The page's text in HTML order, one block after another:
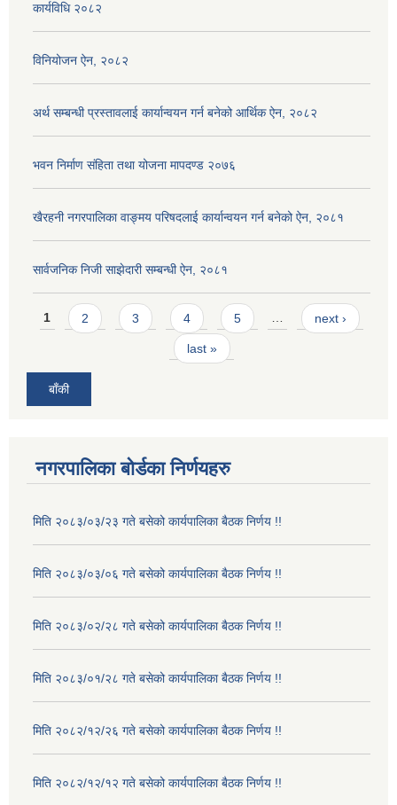
कार्यविधि २०८२
विनियोजन ऐन, २०८२
अर्थ सम्बन्धी प्रस्तावलाई कार्यान्वयन गर्न बनेको आर्थिक ऐन, २०८२
भवन निर्माण संहिता तथा योजना मापदण्ड २०७६
खैरहनी नगरपालिका वाङ्मय परिषदलाई कार्यान्वयन गर्न बनेको ऐन, २०८१
सार्वजनिक निजी साझेदारी सम्बन्धी ऐन, २०८१
Pages
1 2 3 4 5 … next ›
last »
बाँकी
नगरपालिका बोर्डका निर्णयहरु
मिति २०८३/०३/२३ गते बसेको कार्यपालिका बैठक निर्णय !!
मिति २०८३/०३/०६ गते बसेको कार्यपालिका बैठक निर्णय !!
मिति २०८३/०२/२८ गते बसेको कार्यपालिका बैठक निर्णय !!
मिति २०८३/०१/२८ गते बसेको कार्यपालिका बैठक निर्णय !!
मिति २०८२/१२/२६ गते बसेको कार्यपालिका बैठक निर्णय !!
मिति २०८२/१२/१२ गते बसेको कार्यपालिका बैठक निर्णय !!